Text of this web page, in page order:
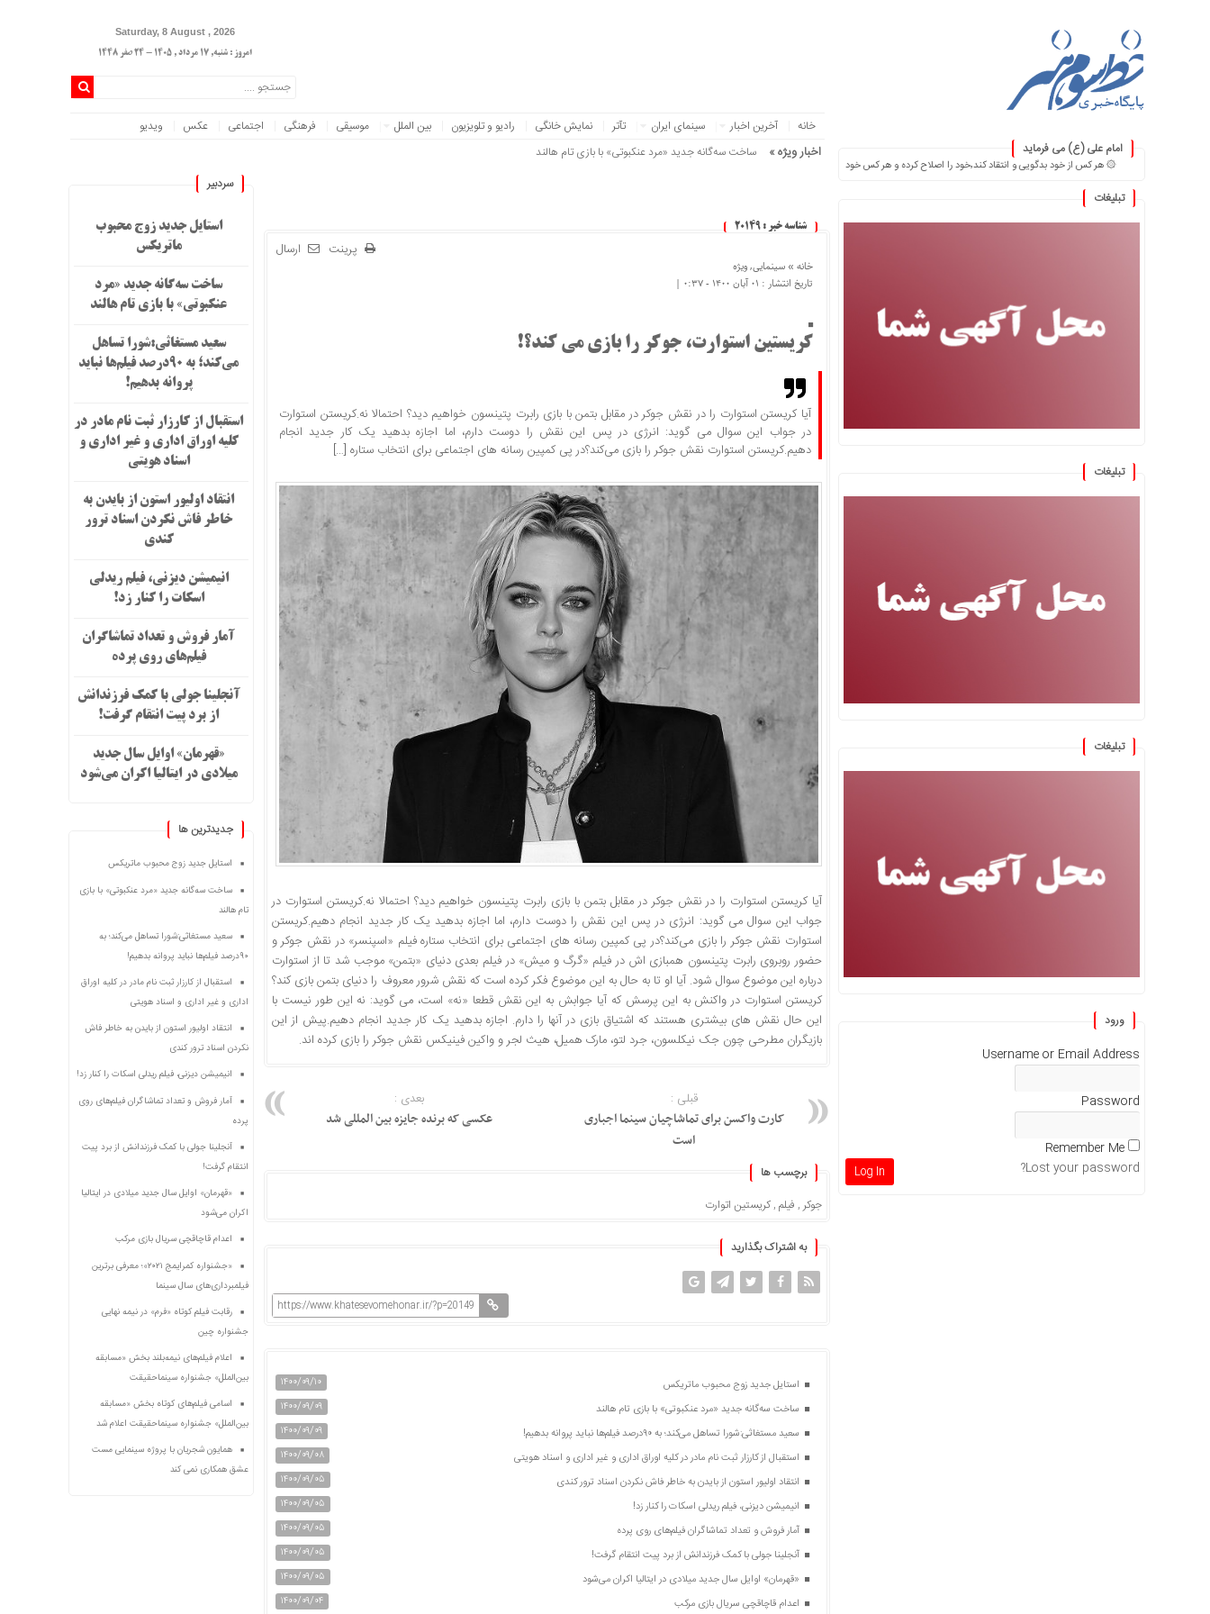
امام علی (ع) می فرماید
۞ هر کس از خود بدگویی و انتقاد کند٬خود را اصلاح کرده و هر کس خودستایی نماید٬ پس به تحقیق خویش را تباه نموده است. ۞
تبلیغات
تبلیغات
تبلیغات
ورود
Username or Email Address
Password
Lost your password?
Saturday, 8 August , 2026
امروز : شنبه, ۱۷ مرداد , ۱۴۰۵ - 24 صفر 1448
خانه آخرین اخبار سینمای ایران تآتر نمایش خانگی رادیو و تلویزیون بین الملل موسیقی فرهنگی اجتماعی عکس ویدیو
اخبار ویژه » ساخت سه‌گانه جدید «مرد عنکبوتی» با بازی تام هالند
شناسه خبر : 20149
ارسال پرینت
خانه » سینمایی,ویژه
تاریخ انتشار : ۰۱ آبان ۱۴۰۰ - ۰:۳۷ |
کریستین استوارت، جوکر را بازی می کند؟!
آیا کریستن استوارت را در نقش جوکر در مقابل بتمن با بازی رابرت پتینسون خواهیم دید؟ احتمالا نه.کریستن استوارت
در جواب این سوال می گوید: انرژی در پس این نقش را دوست دارم، اما اجازه بدهید یک کار جدید انجام
دهیم.کریستن استوارت نقش جوکر را بازی می‌کند؟در پی کمپین رسانه های اجتماعی برای انتخاب ستاره […]
آیا کریستن استوارت را در نقش جوکر در مقابل بتمن با بازی رابرت پتینسون خواهیم دید؟ احتمالا نه.کریستن استوارت در
جواب این سوال می گوید: انرژی در پس این نقش را دوست دارم، اما اجازه بدهید یک کار جدید انجام دهیم.کریستن
استوارت نقش جوکر را بازی می‌کند؟در پی کمپین رسانه های اجتماعی برای انتخاب ستاره فیلم «اسپنسر» در نقش جوکر و
حضور روبروی رابرت پتینسون همبازی اش در فیلم «گرگ و میش» در فیلم بعدی دنیای «بتمن» موجب شد تا از استوارت
درباره این موضوع سوال شود. آیا او تا به حال به این موضوع فکر کرده است که نقش شرور معروف را دنیای بتمن بازی کند؟
کریستن استوارت در واکنش به این پرسش که آیا جوابش به این نقش قطعا «نه» است، می گوید: نه این طور نیست با
این حال نقش های بیشتری هستند که اشتیاق بازی در آنها را دارم. اجازه بدهید یک کار جدید انجام دهیم.پیش از این
بازیگران مطرحی چون جک نیکلسون، جرد لتو، مارک همیل، هیث لجر و واکین فینیکس نقش جوکر را بازی کرده اند.
بعدی :
عکسی که برنده جایزه بین المللی شد
قبلی :
کارت واکسن برای تماشاچیان سینما اجباری
است
برچسب ها
جوکر , فیلم ,کریستین اتوارت
به اشتراک بگذارید
https://www.khatesevomehonar.ir/?p=20149
استایل جدید زوج محبوب ماتریکس
۱۴۰۰/۰۹/۱۰
ساخت سه‌گانه جدید «مرد عنکبوتی» با بازی تام هالند
۱۴۰۰/۰۹/۰۹
سعید مستغاثی:شورا تساهل می‌کند؛ به ۹۰درصد فیلم‌ها نباید پروانه بدهیم!
۱۴۰۰/۰۹/۰۹
استقبال از کارزار ثبت نام مادر در کلیه اوراق اداری و غیر اداری و اسناد هویتی
۱۴۰۰/۰۹/۰۸
انتقاد اولیور استون از بایدن به خاطر فاش نکردن اسناد ترور کندی
۱۴۰۰/۰۹/۰۵
انیمیشن دیزنی، فیلم ریدلی اسکات را کنار زد!
۱۴۰۰/۰۹/۰۵
آمار فروش و تعداد تماشاگران فیلم‌های روی پرده
۱۴۰۰/۰۹/۰۵
آنجلینا جولی با کمک فرزندانش از برد پیت انتقام گرفت!
۱۴۰۰/۰۹/۰۵
«قهرمان» اوایل سال جدید میلادی در ایتالیا اکران می‌شود
۱۴۰۰/۰۹/۰۵
اعدام قاچاقچی سریال بازی مرکب
۱۴۰۰/۰۹/۰۴
سردبیر
استایل جدید زوج محبوب
ماتریکس
ساخت سه‌گانه جدید «مرد
عنکبوتی» با بازی تام هالند
سعید مستغاثی:شورا تساهل
می‌کند؛ به ۹۰درصد فیلم‌ها نباید
پروانه بدهیم!
استقبال از کارزار ثبت نام مادر در
کلیه اوراق اداری و غیر اداری و
اسناد هویتی
انتقاد اولیور استون از بایدن به
خاطر فاش نکردن اسناد ترور
کندی
انیمیشن دیزنی، فیلم ریدلی
اسکات را کنار زد!
آمار فروش و تعداد تماشاگران
فیلم‌های روی پرده
آنجلینا جولی با کمک فرزندانش
از برد پیت انتقام گرفت!
«قهرمان» اوایل سال جدید
میلادی در ایتالیا اکران می‌شود
جديدترين ها
استایل جدید زوج محبوب ماتریکس
ساخت سه‌گانه جدید «مرد عنکبوتی» با بازی
تام هالند
سعید مستغاثی:شورا تساهل می‌کند؛ به
۹۰درصد فیلم‌ها نباید پروانه بدهیم!
استقبال از کارزار ثبت نام مادر در کلیه اوراق
اداری و غیر اداری و اسناد هویتی
انتقاد اولیور استون از بایدن به خاطر فاش
نکردن اسناد ترور کندی
انیمیشن دیزنی، فیلم ریدلی اسکات را کنار زد!
آمار فروش و تعداد تماشاگران فیلم‌های روی
پرده
آنجلینا جولی با کمک فرزندانش از برد پیت
انتقام گرفت!
«قهرمان» اوایل سال جدید میلادی در ایتالیا
اکران می‌شود
اعدام قاچاقچی سریال بازی مرکب
«جشنواره کمرایمج ۲۰۲۱»؛ معرفی برترین
فیلمبرداری‌های سال سینما
رقابت فیلم کوتاه «فرم» در نیمه نهایی
جشنواره چین
اعلام فیلم‌های نیمه‌بلند بخش «مسابقه
بین‌الملل» جشنواره سینماحقیقت
اسامی فیلم‌های کوتاه بخش «مسابقه
بین‌الملل» جشنواره سینماحقیقت اعلام شد
همایون شجریان با پروژه سینمایی مست
عشق همکاری نمی کند